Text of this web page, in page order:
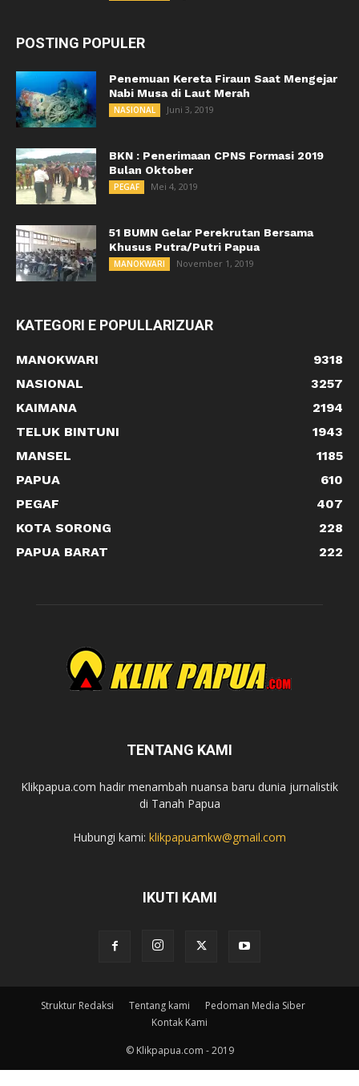
POSTING POPULER
Penemuan Kereta Firaun Saat Mengejar
Nabi Musa di Laut Merah
NASIONAL Juni 3, 2019
BKN : Penerimaan CPNS Formasi 2019
Bulan Oktober
PEGAF Mei 4, 2019
51 BUMN Gelar Perekrutan Bersama
Khusus Putra/Putri Papua
MANOKWARI November 1, 2019
KATEGORI E POPULLARIZUAR
MANOKWARI
9318
NASIONAL
3257
KAIMANA
2194
TELUK BINTUNI
1943
MANSEL
1185
PAPUA
610
PEGAF
407
KOTA SORONG
228
PAPUA BARAT
222
TENTANG KAMI
Klikpapua.com hadir menambah nuansa baru dunia jurnalistik
di Tanah Papua
Hubungi kami: klikpapuamkw@gmail.com
IKUTI KAMI
Struktur Redaksi Tentang kami
Pedoman Media Siber
Kontak Kami
© Klikpapua.com - 2019